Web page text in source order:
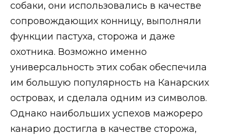
собаки, они использовались в качестве
сопровождающих конницу, выполняли
функции пастуха, сторожа и даже
охотника. Возможно именно
универсальность этих собак обеспечила
им большую популярность на Канарских
островах, и сделала одним из символов.
Однако наибольших успехов мажореро
канарио достигла в качестве сторожа,